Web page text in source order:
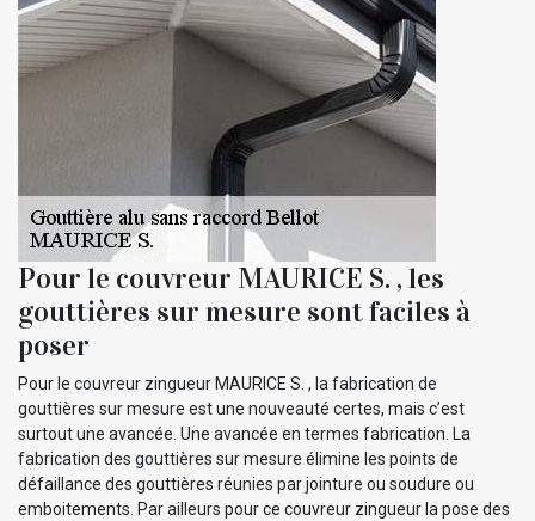
Pour le couvreur MAURICE S. , les
gouttières sur mesure sont faciles à
poser
Pour le couvreur zingueur MAURICE S. , la fabrication de
gouttières sur mesure est une nouveauté certes, mais c’est
surtout une avancée. Une avancée en termes fabrication. La
fabrication des gouttières sur mesure élimine les points de
défaillance des gouttières réunies par jointure ou soudure ou
emboitements. Par ailleurs pour ce couvreur zingueur la pose des